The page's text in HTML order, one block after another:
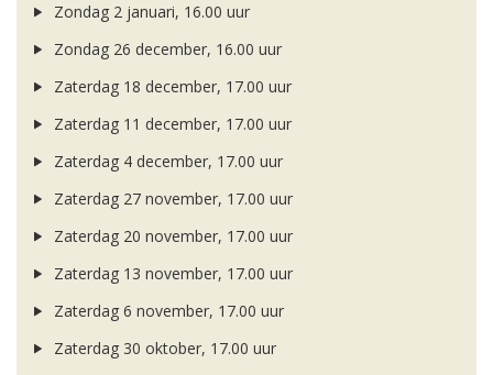
Zondag 2 januari, 16.00 uur
Zondag 26 december, 16.00 uur
Zaterdag 18 december, 17.00 uur
Zaterdag 11 december, 17.00 uur
Zaterdag 4 december, 17.00 uur
Zaterdag 27 november, 17.00 uur
Zaterdag 20 november, 17.00 uur
Zaterdag 13 november, 17.00 uur
Zaterdag 6 november, 17.00 uur
Zaterdag 30 oktober, 17.00 uur